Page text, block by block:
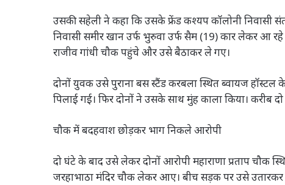
उसकी सहेली ने कहा कि उसके फ्रेंड कश्यप कॉलोनी निवासी
निवासी समीर खान उर्फ भुरुवा उर्फ सैम (19) कार लेकर आ
राजीव गांधी चौक पहुंचे और उसे बैठाकर ले गए।
दोनों युवक उसे पुराना बस स्टैंड करबला स्थित ब्वायज
पिलाई गई। फिर दोनों ने उसके साथ मुंह काला किया। करीब
चौक में बदहवाश छोड़कर भाग निकले आरोपी
दो घंटे के बाद उसे लेकर दोनों आरोपी महाराणा प्रताप चौक
जरहाभाठा मंदिर चौक लेकर आए। बीच सड़क पर उसे